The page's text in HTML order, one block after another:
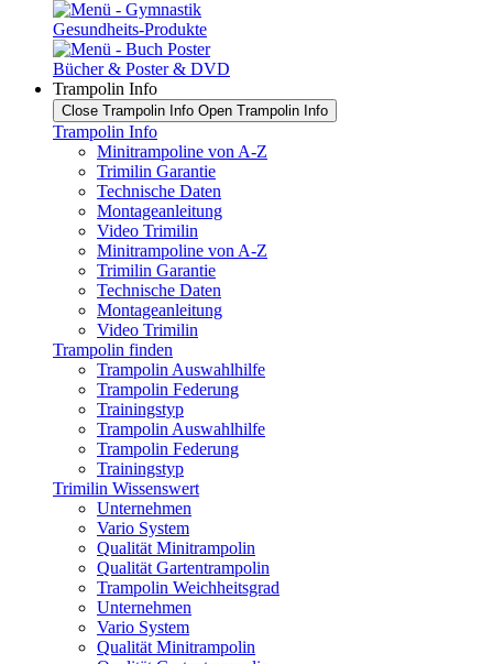
Gesundheits-Produkte
Bücher & Poster & DVD
Trampolin Info
Close Trampolin Info Open Trampolin Info
Trampolin Info
Minitrampoline von A-Z
Trimilin Garantie
Technische Daten
Montageanleitung
Video Trimilin
Minitrampoline von A-Z
Trimilin Garantie
Technische Daten
Montageanleitung
Video Trimilin
Trampolin finden
Trampolin Auswahlhilfe
Trampolin Federung
Trainingstyp
Trampolin Auswahlhilfe
Trampolin Federung
Trainingstyp
Trimilin Wissenswert
Unternehmen
Vario System
Qualität Minitrampolin
Qualität Gartentrampolin
Trampolin Weichheitsgrad
Unternehmen
Vario System
Qualität Minitrampolin